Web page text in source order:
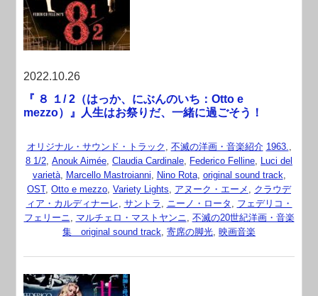
2022.10.26
『 ８ １/ 2（はっか、にぶんのいち：Otto e
mezzo）』人生はお祭りだ、一緒に過ごそう！
オリジナル・サウンド・トラック , 不滅の洋画・音楽紹介 1963.,
8 1/2, Anouk Aimée, Claudia Cardinale, Federico Felline, Luci del
varietà, Marcello Mastroianni, Nino Rota, original sound track,
OST, Otto e mezzo, Variety Lights, アヌーク・エーメ , クラウデ
ィア・カルディナーレ, サントラ , ニーノ・ロータ , フェデリコ・
フェリーニ, マルチェロ・マストヤンニ, 不滅の20世紀洋画・音楽
集 original sound track, 寄席の脚光, 映画音楽